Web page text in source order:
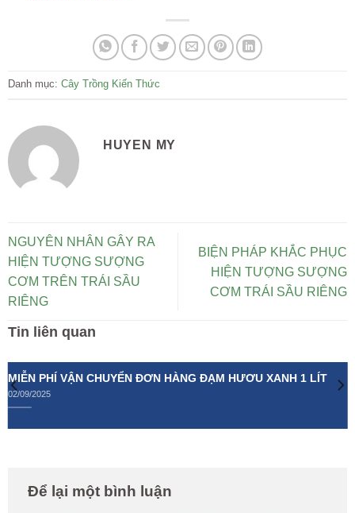
Danh mục: Cây Trồng Kiến Thức
HUYEN MY
NGUYÊN NHÂN GÂY RA
HIỆN TƯỢNG SƯỢNG
CƠM TRÊN TRÁI SẦU
RIÊNG
BIỆN PHÁP KHẮC PHỤC
HIỆN TƯỢNG SƯỢNG
CƠM TRÁI SẦU RIÊNG
Tin liên quan
MIỄN PHÍ VẬN CHUYỂN ĐƠN HÀNG ĐẠM HƯƠU XANH 1 LÍT
02/09/2025
Để lại một bình luận